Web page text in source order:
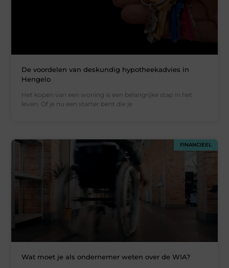
De voordelen van deskundig hypotheekadvies in
Hengelo
Het kopen van een woning is een belangrijke stap in het
leven. Of je nu een starter bent die je
FINANCIEEL
Wat moet je als ondernemer weten over de WIA?